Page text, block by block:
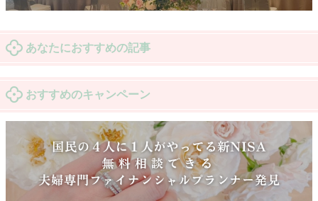
あなたにおすすめの記事
おすすめのキャンペーン